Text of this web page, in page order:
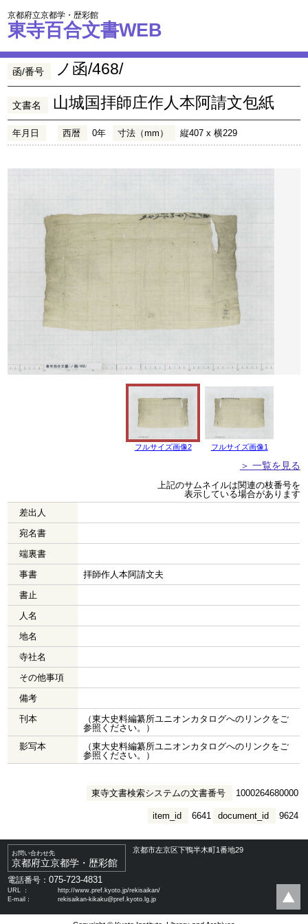
京都府立京都学・歴彩館
東寺百合文書WEB
函/番号 ノ函/468/
文書名 山城国拝師庄作人本阿請文包紙
年月日 西暦 0年 寸法（mm） 縦407 x 横229
フルサイズ画像2 フルサイズ画像1
＞ 一覧を見る
上記のサムネイルは関連の枝番号を
表示している場合があります
差出人
宛名書
端裏書
事書
拝師作人本阿請文夫
書止
人名
地名
寺社名
その他事項
備考
刊本
（東大史料編纂所ユニオンカタログへのリンクをご
参照ください。）
影写本
（東大史料編纂所ユニオンカタログへのリンクをご
参照ください。）
東寺文書検索システムの文書番号 1000264680000
document_id 9624
item_id 6641
お問い合わせ先
京都府立京都学・歴彩館
京都市左京区下鴨半木町1番地29
電話番号：075-723-4831
URL ：
http://www.pref.kyoto.jp/rekisaikan/
E-mail：
rekisaikan-kikaku@pref.kyoto.lg.jp